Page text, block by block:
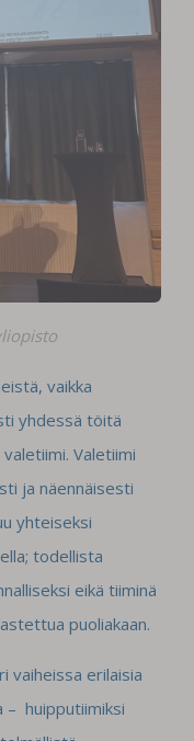
vaikka
yhdessä töitä
Valetiimi
ja näennäisesti
yhteiseksi
todellista
eikä tiiminä
puoliakaan.
vaiheissa erilaisia
– huipputiimiksi